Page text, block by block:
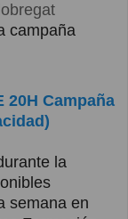
campaña
20H Campaña
la
semana en